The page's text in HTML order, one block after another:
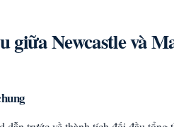
giữa Newcastle và